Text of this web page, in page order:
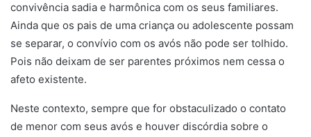
convivência sadia e harmônica com os seus familiares.
Ainda que os pais de uma criança ou adolescente possam
se separar, o convívio com os avós não pode ser tolhido.
Pois não deixam de ser parentes próximos nem cessa o
afeto existente.
Neste contexto, sempre que for obstaculizado o contato
de menor com seus avós e houver discórdia sobre o